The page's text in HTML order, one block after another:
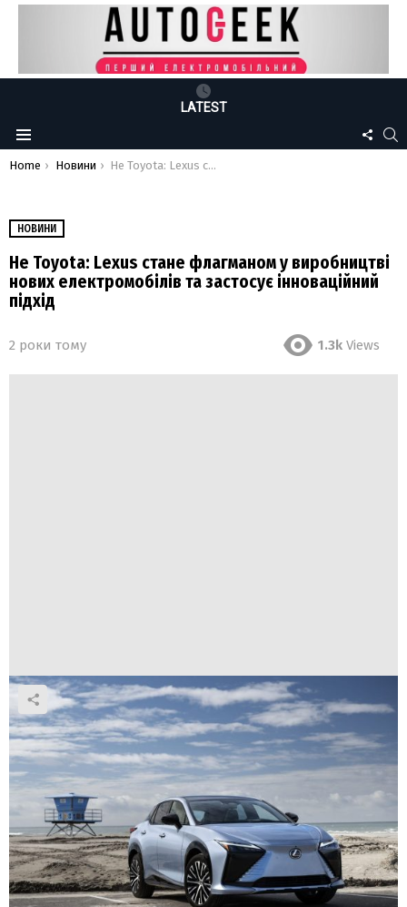
LATEST
Menu
US
You are here:
Home Новини Не Toyota: Lexus стане флагманом у виробництві нових електромобілів та застосує інноваційний підхід
НОВИНИ
Не Toyota: Lexus стане флагманом у виробництві
нових електромобілів та застосує інноваційний
підхід
2 роки тому 1.3k Views